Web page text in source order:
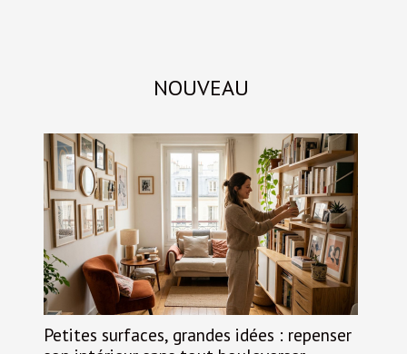
NOUVEAU
Petites surfaces, grandes idées : repenser